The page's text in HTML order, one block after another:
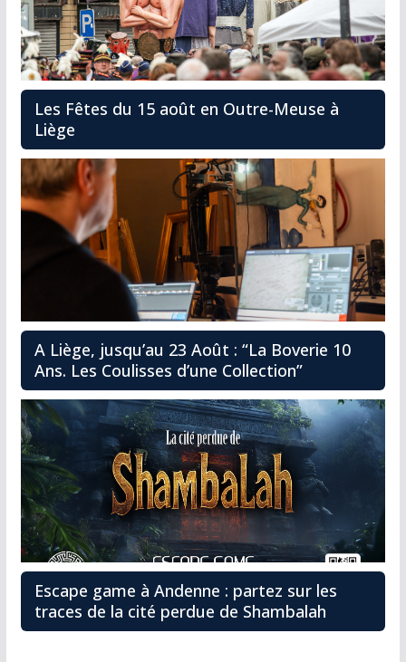
Les Fêtes du 15 août en Outre-Meuse à
Liège
A Liège, jusqu’au 23 Août : “La Boverie 10
Ans. Les Coulisses d’une Collection”
Escape game à Andenne : partez sur les
traces de la cité perdue de Shambalah